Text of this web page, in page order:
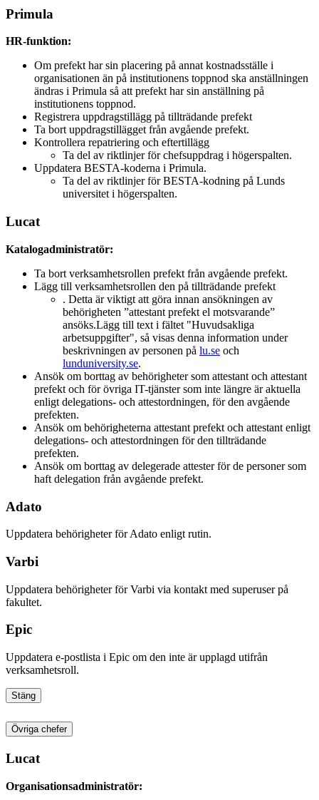
Primula
HR-funktion:
Om prefekt har sin placering på annat kostnadsställe i
organisationen än på institutionens toppnod ska anställningen
ändras i Primula så att prefekt har sin anställning på
institutionens toppnod.
Registrera uppdragstillägg på tillträdande prefekt
Ta bort uppdragstillägget från avgående prefekt.
Kontrollera repatriering och eftertillägg
Ta del av riktlinjer för chefsuppdrag i högerspalten.
Uppdatera BESTA-koderna i Primula.
Ta del av riktlinjer för BESTA-kodning på Lunds
universitet i högerspalten.
Lucat
Katalogadministratör:
Ta bort verksamhetsrollen prefekt från avgående prefekt.
Lägg till verksamhetsrollen den på tillträdande prefekt
. Detta är viktigt att göra innan ansökningen av
behörigheten ”attestant prefekt el motsvarande”
ansöks.Lägg till text i fältet "Huvudsakliga
arbetsuppgifter", så visas denna information under
beskrivningen av personen på lu.se och
lunduniversity.se.
Ansök om borttag av behörigheter som attestant och attestant
prefekt och för övriga IT-tjänster som inte längre är aktuella
enligt delegations- och attestordningen, för den avgående
prefekten.
Ansök om behörigheterna attestant prefekt och attestant enligt
delegations- och attestordningen för den tillträdande
prefekten.
Ansök om borttag av delegerade attester för de personer som
haft delegation från avgående prefekt.
Adato
Uppdatera behörigheter för Adato enligt rutin.
Varbi
Uppdatera behörigheter för Varbi via kontakt med superuser på
fakultet.
Epic
Uppdatera e-postlista i Epic om den inte är upplagd utifrån
verksamhetsroll.
Stäng
Övriga chefer
Lucat
Organisationsadministratör: